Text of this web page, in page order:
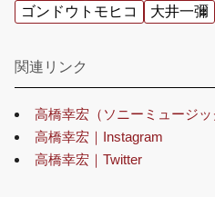
ゴンドウトモヒコ
大井一彌
関連リンク
高橋幸宏（ソニーミュージ
高橋幸宏｜Instagram
高橋幸宏｜Twitter